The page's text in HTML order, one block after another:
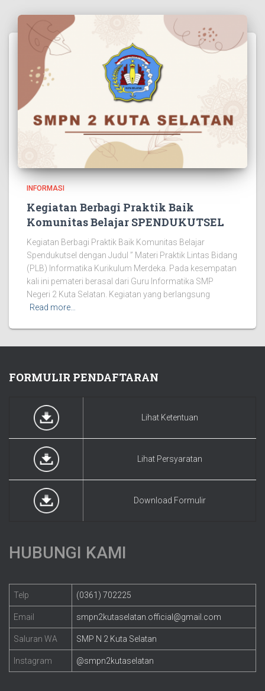
INFORMASI
Kegiatan Berbagi Praktik Baik
Komunitas Belajar SPENDUKUTSEL
Kegiatan Berbagi Praktik Baik Komunitas Belajar
Spendukutsel dengan Judul ” Materi Praktik Lintas Bidang
(PLB) Informatika Kurikulum Merdeka. Pada kesempatan
kali ini pemateri berasal dari Guru Informatika SMP
Negeri 2 Kuta Selatan. Kegiatan yang berlangsung
Read more…
FORMULIR PENDAFTARAN
Lihat Ketentuan
Lihat Persyaratan
Download Formulir
HUBUNGI KAMI
Telp (0361) 702225
Email smpn2kutaselatan.official@gmail.com
Saluran WA SMP N 2 Kuta Selatan
Instagram @smpn2kutaselatan